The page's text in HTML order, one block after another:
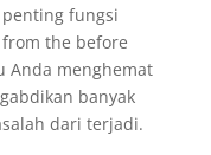
penting fungsi
the before
Anda menghemat
banyak
dari terjadi.